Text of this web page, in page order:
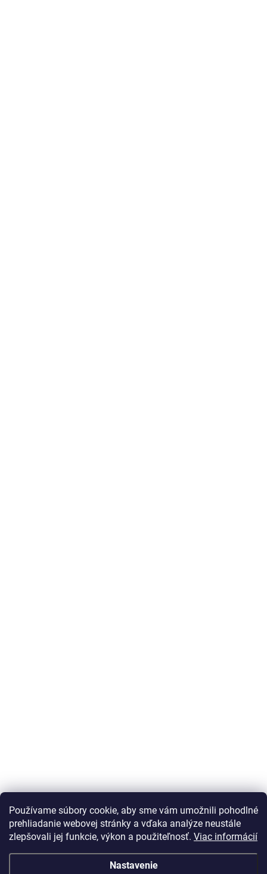
Používame súbory cookie, aby sme vám umožnili pohodlné
prehliadanie webovej stránky a vďaka analýze neustále
zlepšovali jej funkcie, výkon a použiteľnosť. Viac informácií
Nastavenie
Vážený zákazník Info o DOT pneu nepodávame, vek